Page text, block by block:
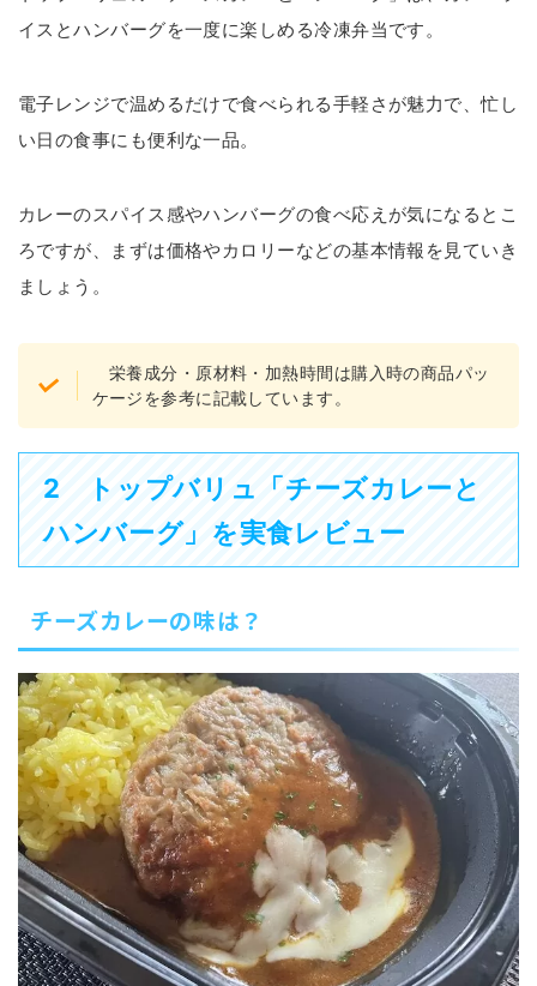
イスとハンバーグを一度に楽しめる冷凍弁当です。
電子レンジで温めるだけで食べられる手軽さが魅力で、忙し
い日の食事にも便利な一品。
カレーのスパイス感やハンバーグの食べ応えが気になるとこ
ろですが、まずは価格やカロリーなどの基本情報を見ていき
ましょう。
栄養成分・原材料・加熱時間は購入時の商品パッ
ケージを参考に記載しています。
2 トップバリュ「チーズカレーと
ハンバーグ」を実食レビュー
チーズカレーの味は？